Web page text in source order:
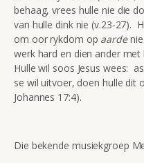
behaag, vrees hulle nie die
van hulle dink nie (v.23-27).
om oor rykdom op aardenie
werk hard en dien ander met
Hulle wil soos Jesus wees:
se wil uitvoer, doen hulle dit
Johannes 17:4).
Die bekende musiekgroep